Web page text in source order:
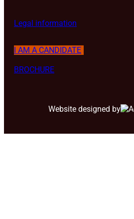
Legal information
I AM A CANDIDATE
BROCHURE
Website designed by